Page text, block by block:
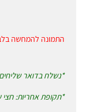
התמונה להמחשה
*נשלח בדואר
*תקופת אחריות: חצי